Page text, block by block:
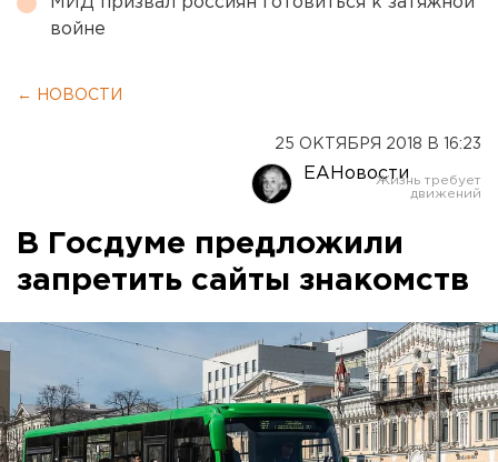
войне
← НОВОСТИ
25 ОКТЯБРЯ 2018 В 16:23
ЕАНовости
В Госдуме предложили
запретить сайты знакомств